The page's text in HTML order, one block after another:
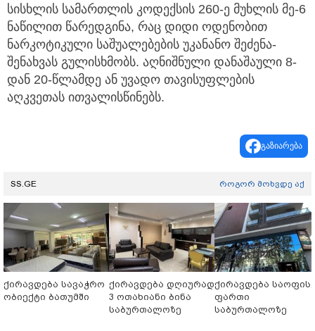
სისხლის სამართლის კოდექსის 260-ე მუხლის მე-6
ნაწილით წარედგინა, რაც დიდი ოდენობით
ნარკოტიკული საშუალებების უკანანო შეძენა-
შენახვას გულისხმობს. აღნიშნული დანაშაული 8-
დან 20-წლამდე ან უვადო თავისუფლების
აღკვეთას ითვალისწინებს.
გაზიარება
SS.GE როგორ მოხვდე აქ
ქირავდება სავაჭრო
ობიექტი ბათუმში
ქირავდება დღიურად
3 ოთახიანი ბინა
საბურთალოზე
ქირავდება
ფართი
საბურთალოზე